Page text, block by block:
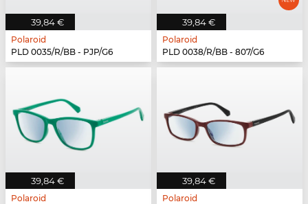
39,84 €
Polaroid
PLD 0035/R/BB - PJP/G6
39,84 €
Polaroid
PLD 0038/R/BB - 807/G6
39,84 €
Polaroid
39,84 €
Polaroid